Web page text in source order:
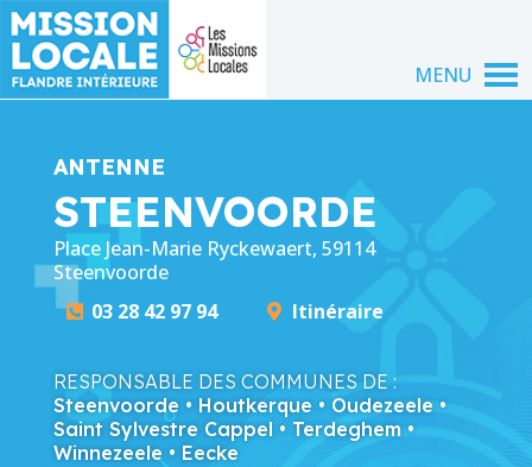
MENU
ANTENNE
STEENVOORDE
Place Jean-Marie Ryckewaert, 59114
Steenvoorde
03 28 42 97 94
Itinéraire
RESPONSABLE DES COMMUNES DE :
Steenvoorde • Houtkerque • Oudezeele •
Saint Sylvestre Cappel • Terdeghem •
Winnezeele • Eecke